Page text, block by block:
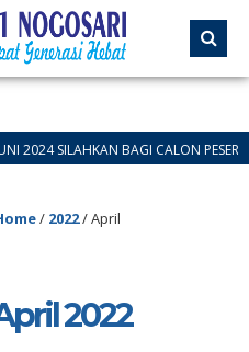
BAGI CALON PESERTA
/ 2022/April
2022